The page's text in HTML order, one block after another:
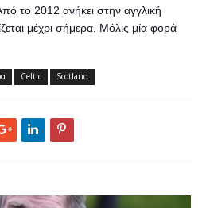
το 2012 ανήκει στην αγγλική
μέχρι σήμερα. Μόλις μία φορά
Celtic Scotland